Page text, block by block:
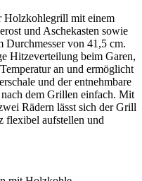
Holzkohlegrill mit einem
und Aschekasten sowie
Durchmesser von 41,5 cm.
Hitzeverteilung beim Garen,
an und ermöglicht
und der entnehmbare
dem Grillen einfach. Mit
Rädern lässt sich der Grill
flexibel aufstellen und